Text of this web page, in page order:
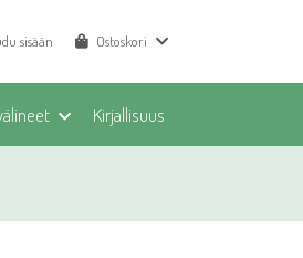
sisään Ostoskori
Kirjallisuus